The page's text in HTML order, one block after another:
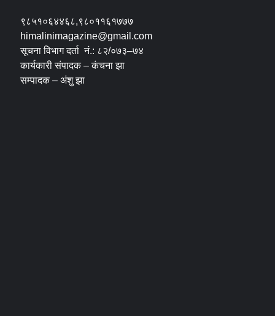
९८५१०६४४६८,९८०११६१७७७
himalinimagazine@gmail.com
सूचना विभाग दर्ता नं.: ८२/०७३–७४
कार्यकारी संपादक – कंचना झा
सम्पादक – अंशु झा